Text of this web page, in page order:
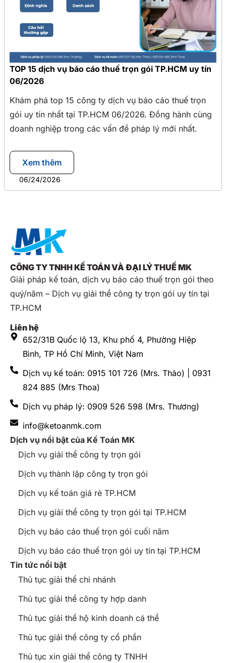
TOP 15 dịch vụ báo cáo thuế trọn gói TP.HCM uy tín
06/2026
Khám phá top 15 công ty dịch vụ báo cáo thuế trọn
gói uy tín nhất tại TP.HCM 06/2026. Đồng hành cùng
doanh nghiệp trong các vấn đề pháp lý mới nhất.
Xem thêm
06/24/2026
CÔNG TY TNHH KẾ TOÁN VÀ ĐẠI LÝ THUẾ MK
Giải pháp kế toán, dịch vụ báo cáo thuế trọn gói theo
quý/năm – Dịch vụ giải thể công ty trọn gói uy tín tại
TP.HCM
Liên hệ
652/31B Quốc lộ 13, Khu phố 4, Phường Hiệp
Bình, TP Hồ Chí Minh, Việt Nam
Dịch vụ kế toán: 0915 101 726 (Mrs. Thảo) | 0931
824 885 (Mrs Thoa)
Dịch vụ pháp lý: 0909 526 598 (Mrs. Thương)
info@ketoanmk.com
Dịch vụ nổi bật của Kế Toán MK
Dịch vụ giải thể công ty trọn gói
Dịch vụ thành lập công ty trọn gói
Dịch vụ kế toán giá rẻ TP.HCM
Dịch vụ giải thể công ty trọn gói tại TP.HCM
Dịch vụ báo cáo thuế trọn gói cuối năm
Dịch vụ báo cáo thuế trọn gói uy tín tại TP.HCM
Tin tức nổi bật
Thủ tục giải thể chi nhánh
Thủ tục giải thể công ty hợp danh
Thủ tục giải thể hộ kinh doanh cá thể
Thủ tục giải thể công ty cổ phần
Thủ tục xin giải thể công ty TNHH